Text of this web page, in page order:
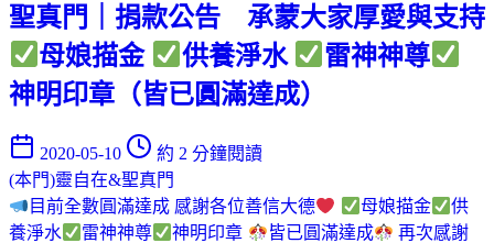
聖真門｜捐款公告 承蒙大家厚愛與支持
母娘描金
供養淨水
雷神神尊
神明印章（皆已圓滿達成）
2020-05-10
約 2 分鐘閱讀
(本門)靈自在&聖真門
目前全數圓滿達成 感謝各位善信大德
母娘描金
供
養淨水
雷神神尊 神明印章 皆已圓滿達成
再次感謝